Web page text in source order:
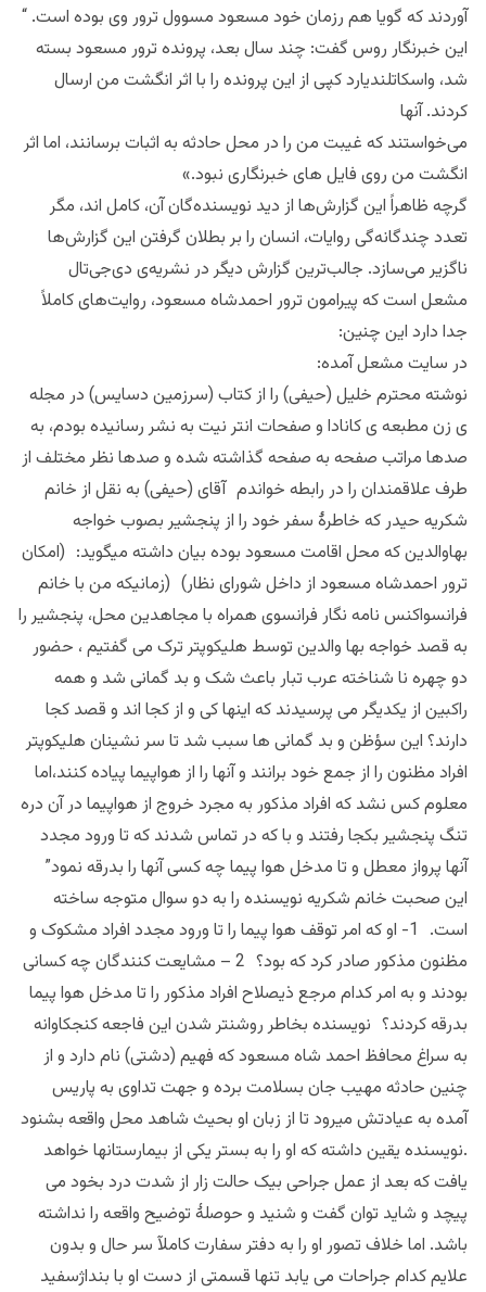
آوردند که گویا هم رزمان خود مسعود مسوول ترور وی بوده است. “
این خبرنگار روس گفت: چند سال بعد، پرونده ترور مسعود بسته
شد، واسکاتلندیارد کپی از این پرونده را با اثر انگشت من ارسال
کردند. آنها
می‌خواستند که غیبت من را در محل حادثه به اثبات برسانند، اما اثر
انگشت من روی فایل های خبرنگاری نبود.»
گرچه ظاهراً این گزارش‌ها از دید نویسنده‌گان آن، کامل اند، مگر
تعدد چندگانه‌گی روایات، انسان را بر بطلان گرفتن این گزارش‌ها
ناگزیر می‌سازد. جالب‌ترین گزارش دیگر در نشریه‌ی دی‌جی‌تال
مشعل است که پیرامون ترور احمدشاه مسعود، روایت‌های کاملاً
جدا دارد این چنین:
در سایت مشعل آمده:
نوشته محترم خلیل (حیفی) را از کتاب (سرزمین دسایس) در مجله
ی زن مطبعه ی کانادا و صفحات انتر نیت به نشر رسانیده بودم، به
صدها مراتب صفحه به صفحه گذاشته شده و صدها نظر مختلف از
طرف علاقمندان را در رابطه خواندم آقای (حیفی) به نقل از خانم
شکریه حیدر که خاطرۀ سفر خود را از پنجشیر بصوب خواجه
بهاوالدین که محل اقامت مسعود بوده بیان داشته میگوید: (امکان
ترور احمدشاه مسعود از داخل شورای نظار) (زمانیکه من با خانم
فرانسواکنس نامه نگار فرانسوی همراه با مجاهدین محل، پنجشیر را
به قصد خواجه بها والدین توسط هلیکوپتر ترک می گفتیم ، حضور
دو چهره نا شناخته عرب تبار باعث شک و بد گمانی شد و همه
راکبین از یکدیگر می پرسیدند که اینها کی و از کجا اند و قصد کجا
دارند؟ این سؤظن و بد گمانی ها سبب شد تا سر نشینان هلیکوپتر
افراد مظنون را از جمع خود برانند و آنها را از هواپیما پیاده کنند،اما
معلوم کس نشد که افراد مذکور به مجرد خروج از هواپیما در آن دره
تنگ پنجشیر بکجا رفتند و با که در تماس شدند که تا ورود مجدد
آنها پرواز معطل و تا مدخل هوا پیما چه کسی آنها را بدرقه نمود”
این صحبت خانم شکریه نویسنده را به دو سوال متوجه ساخته
است. 1- او که امر توقف هوا پیما را تا ورود مجدد افراد مشکوک و
مظنون مذکور صادر کرد که بود؟ 2 – مشایعت کنندگان چه کسانی
بودند و به امر کدام مرجع ذیصلاح افراد مذکور را تا مدخل هوا پیما
بدرقه کردند؟ نویسنده بخاطر روشنتر شدن این فاجعه کنجکاوانه
به سراغ محافظ احمد شاه مسعود که فهیم (دشتی) نام دارد و از
چنین حادثه مهیب جان بسلامت برده و جهت تداوی به پاریس
آمده به عیادتش میرود تا از زبان او بحیث شاهد محل واقعه بشنود
.نویسنده یقین داشته که او را به بستر یکی از بیمارستانها خواهد
یافت که بعد از عمل جراحی بیک حالت زار از شدت درد بخود می
پیچد و شاید توان گفت و شنید و حوصلۀ توضیح واقعه را نداشته
باشد. اما خلاف تصور او را به دفتر سفارت کاملآ سر حال و بدون
علایم کدام جراحات می یابد تنها قسمتی از دست او با بنداژسفید